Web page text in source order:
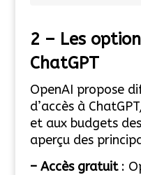
2 – Les o
ChatGPT
OpenAI propose
d’accès à
et aux budgets
aperçu des
– Accès gratuit: